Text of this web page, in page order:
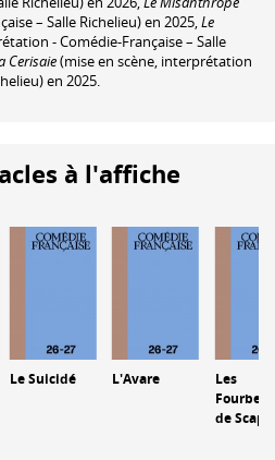
– Salle Richelieu) en 2025,Le
- Comédie-Française – Salle
Cerisaie(mise en scène, interprétation
en 2025.
à l'affiche
Le Suicidé L'Avare
Les
de